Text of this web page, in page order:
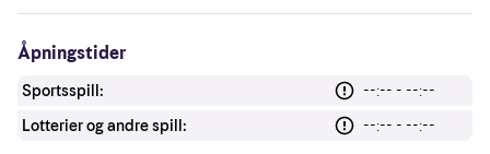
Åpningstider
Sportsspill:
--:-- - --:--
Lotterier og andre spill:
--:-- - --:--